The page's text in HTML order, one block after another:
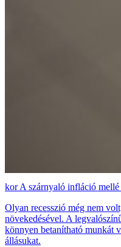
A szárnyaló infláció
Olyan recesszió még nem
növekedésével. A
könnyen betanítható munkát
állásukat.